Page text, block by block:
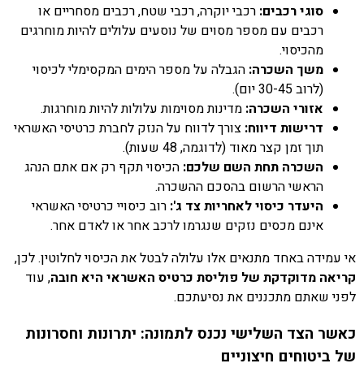
סוגי רכבים: רכבי יוקרה, רכבי שטח, רכבים מסחריים או
רכבים עם מספר מסוים של נוסעים עלולים להיות מוחרגים
מהכיסוי.
משך השכרה: הגבלה על מספר הימים המקסימלי לכיסוי
(לרוב 30-45 יום).
אזורי השכרה: מדינות מסוימות עלולות להיות מוחרגות.
דרישות דיווח: צורך לדווח על הנזק לחברת כרטיסי האשראי
תוך זמן קצר מאוד (לדוגמה, 48 שעות).
השכרה תחת השם שלכם: הכיסוי תקף רק אם אתם הנהג
הראשי הרשום בהסכם ההשכרה.
היעדר כיסוי לאחריות צד ג': רוב כיסויי כרטיסי האשראי
אינם מכסים נזקים שנגרמו לרכב אחר או לאדם אחר.
אי עמידה באחד מתנאים אלו עלולה לבטל את הכיסוי לחלוטין. לכן,
קריאה מדוקדקת של פוליסת כרטיס האשראי היא חובה, עוד
לפני שאתם מתכננים את נסיעתכם.
כאשר הצד השלישי נכנס לתמונה: יתרונות וחסרונות
של ביטוחים חיצוניים